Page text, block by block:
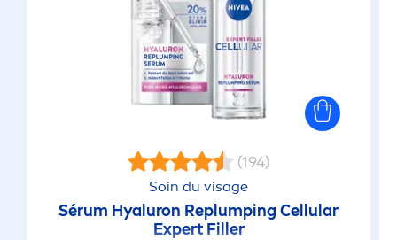
(194)
Soin du visage
Sérum Hyaluron Replumping Cellular
ExpertFiller